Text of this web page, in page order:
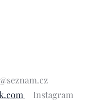
Instagram